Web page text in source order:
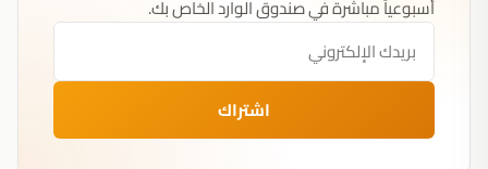
أسبوعياً مباشرة في صندوق الوارد الخاص بك.
اشتراك